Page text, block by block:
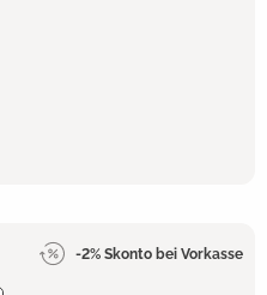
-2% Skonto bei Vorkasse